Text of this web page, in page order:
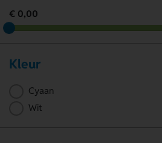
€ 0,00
Kleur
Cyaan
Wit